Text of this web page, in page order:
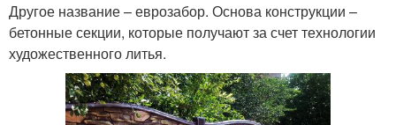
Другое название – еврозабор. Основа конструкции –
бетонные секции, которые получают за счет технологии
художественного литья.